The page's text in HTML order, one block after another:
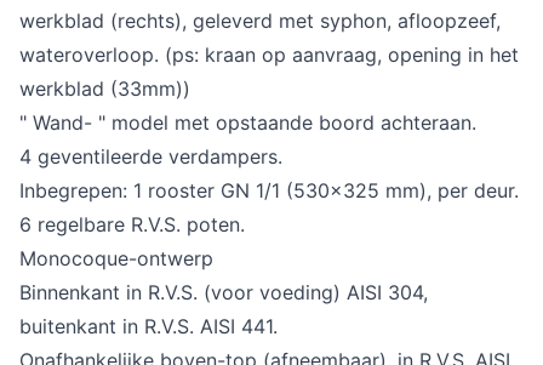
werkblad (rechts), geleverd met syphon, afloopzeef,
wateroverloop. (ps: kraan op aanvraag, opening in het
werkblad (33mm))
" Wand- " model met opstaande boord achteraan.
4 geventileerde verdampers.
Inbegrepen: 1 rooster GN 1/1 (530x325 mm), per deur.
6 regelbare R.V.S. poten.
Monocoque-ontwerp
Binnenkant in R.V.S. (voor voeding) AISI 304,
buitenkant in R.V.S. AISI 441.
Onafhankelijke boven-top (afneembaar), in R.V.S. AISI